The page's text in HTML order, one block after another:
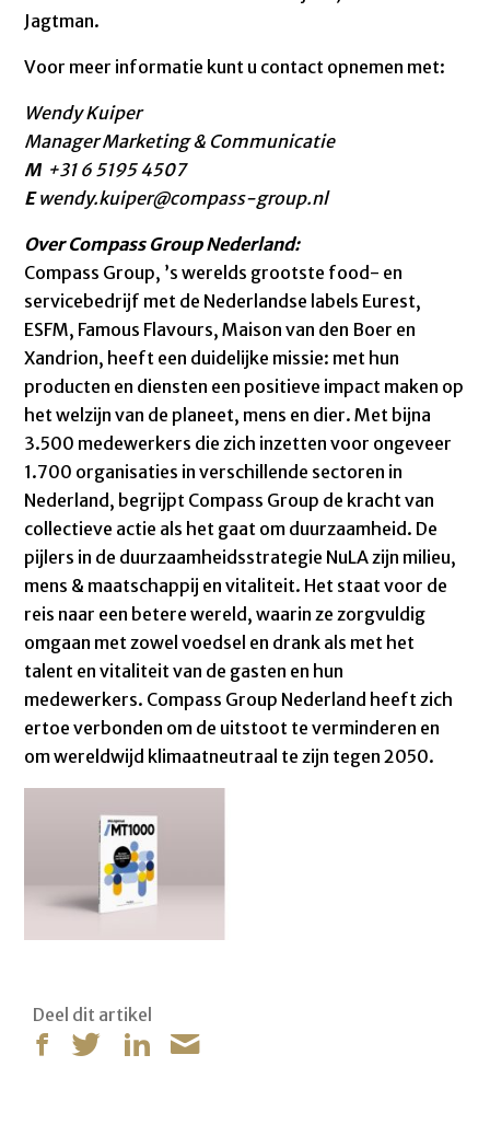
Jagtman.
Voor meer informatie kunt u contact opnemen met:
Wendy Kuiper
Manager Marketing & Communicatie
M+31 6 5195 4507
Ewendy.kuiper@compass-group.nl
Over Compass Group Nederland:
Compass Group, ’s werelds grootste food- en
servicebedrijf met de Nederlandse labels Eurest,
ESFM, Famous Flavours, Maison van den Boer en
Xandrion, heeft een duidelijke missie: met hun
producten en diensten een positieve impact maken op
het welzijn van de planeet, mens en dier. Met bijna
3.500 medewerkers die zich inzetten voor ongeveer
1.700 organisaties in verschillende sectoren in
Nederland, begrijpt Compass Group de kracht van
collectieve actie als het gaat om duurzaamheid. De
pijlers in de duurzaamheidsstrategie NuLA zijn milieu,
mens & maatschappij en vitaliteit. Het staat voor de
reis naar een betere wereld, waarin ze zorgvuldig
omgaan met zowel voedsel en drank als met het
talent en vitaliteit van de gasten en hun
medewerkers. Compass Group Nederland heeft zich
ertoe verbonden om de uitstoot te verminderen en
om wereldwijd klimaatneutraal te zijn tegen 2050.
Deel dit artikel